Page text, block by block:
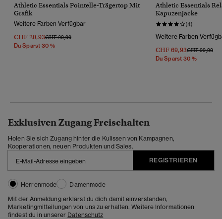
Athletic Essentials Pointelle-Trägertop Mit
Grafik
Weitere Farben Verfügbar
CHF 20,93Preis Wurde Reduziert Von
CHF 29,90Bis
Du Sparst 30 %
Athletic Essentials
Kapuzenjacke
(4)
Weitere Farben
CHF 69,93Preis Wurde
CHF 99,90Bis
Du Sparst 30 %
Exklusiven Zugang Freischalten
Holen Sie sich Zugang hinter die Kulissen von Kampagnen,
Kooperationen, neuen Produkten und Sales.
REGISTRIEREN
Herrenmode
Damenmode
Mit der Anmeldung erklärst du dich damit einverstanden,
Marketingmitteilungen von uns zu erhalten. Weitere Informationen
findest du in unserer Datenschutz